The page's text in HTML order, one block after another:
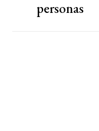
personas